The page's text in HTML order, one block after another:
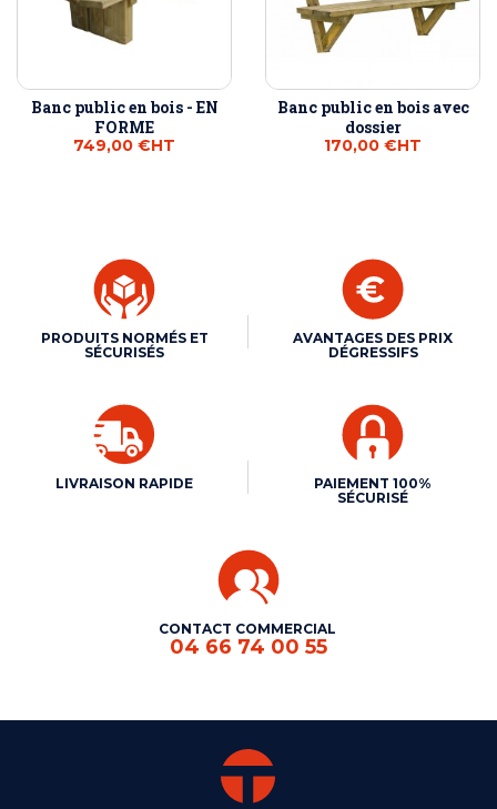
Banc public en bois - EN
FORME
749,00 €HT
Banc public en bois avec
dossier
170,00 €HT
PRODUITS NORMÉS ET
SÉCURISÉS
AVANTAGES DES PRIX
DÉGRESSIFS
LIVRAISON RAPIDE
PAIEMENT 100%
SÉCURISÉ
CONTACT COMMERCIAL
04 66 74 00 55